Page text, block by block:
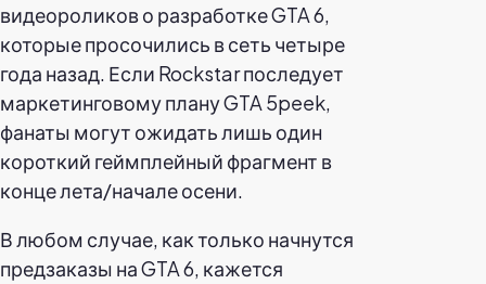
видеороликов о разработке GTA 6,
которые просочились в сеть четыре
года назад. Если Rockstar последует
маркетинговому плану GTA 5peek,
фанаты могут ожидать лишь один
короткий геймплейный фрагмент в
конце лета/начале осени.
В любом случае, как только начнутся
предзаказы на GTA 6, кажется